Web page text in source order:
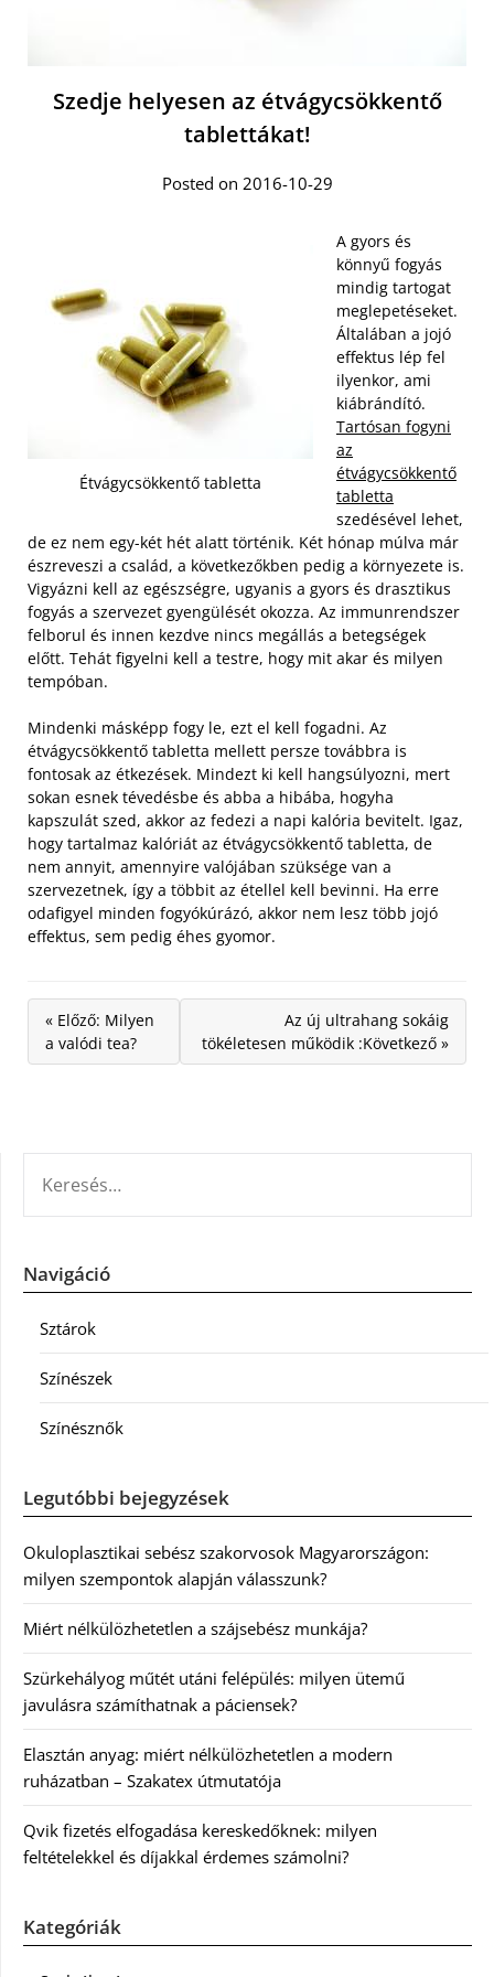
Szedje helyesen az étvágycsökkentő
tablettákat!
Posted on 2016-10-29
Étvágycsökkentő tabletta
A gyors és
könnyű fogyás
mindig tartogat
meglepetéseket.
Általában a jojó
effektus lép fel
ilyenkor, ami
kiábrándító.
Tartósan fogyni
az
étvágycsökkentő
tabletta
szedésével lehet,
de ez nem egy-két hét alatt történik. Két hónap múlva már
észreveszi a család, a következőkben pedig a környezete is.
Vigyázni kell az egészségre, ugyanis a gyors és drasztikus
fogyás a szervezet gyengülését okozza. Az immunrendszer
felborul és innen kezdve nincs megállás a betegségek
előtt. Tehát figyelni kell a testre, hogy mit akar és milyen
tempóban.
Mindenki másképp fogy le, ezt el kell fogadni. Az
étvágycsökkentő tabletta mellett persze továbbra is
fontosak az étkezések. Mindezt ki kell hangsúlyozni, mert
sokan esnek tévedésbe és abba a hibába, hogyha
kapszulát szed, akkor az fedezi a napi kalória bevitelt. Igaz,
hogy tartalmaz kalóriát az étvágycsökkentő tabletta, de
nem annyit, amennyire valójában szüksége van a
szervezetnek, így a többit az étellel kell bevinni. Ha erre
odafigyel minden fogyókúrázó, akkor nem lesz több jojó
effektus, sem pedig éhes gyomor.
« Előző: Milyen
a valódi tea?
Az új ultrahang sokáig
tökéletesen működik :Következő »
Navigáció
Sztárok
Színészek
Színésznők
Legutóbbi bejegyzések
Okuloplasztikai sebész szakorvosok Magyarországon:
milyen szempontok alapján válasszunk?
Miért nélkülözhetetlen a szájsebész munkája?
Szürkehályog műtét utáni felépülés: milyen ütemű
javulásra számíthatnak a páciensek?
Elasztán anyag: miért nélkülözhetetlen a modern
ruházatban – Szakatex útmutatója
Qvik fizetés elfogadása kereskedőknek: milyen
feltételekkel és díjakkal érdemes számolni?
Kategóriák